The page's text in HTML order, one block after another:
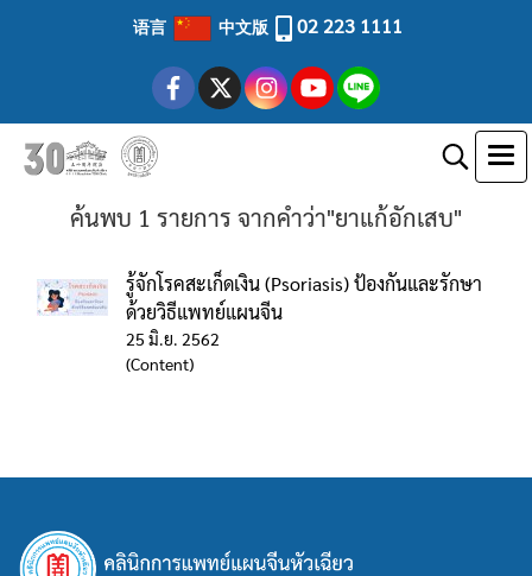
语言 中文版 02 223 1111
ค้นพบ 1 รายการ จากคำว่า"ยาแก้อักเสบ"
รู้จักโรคสะเก็ดเงิน (Psoriasis) ป้องกันและรักษา
ด้วยวิธีแพทย์แผนจีน
25 มิ.ย. 2562
(Content)